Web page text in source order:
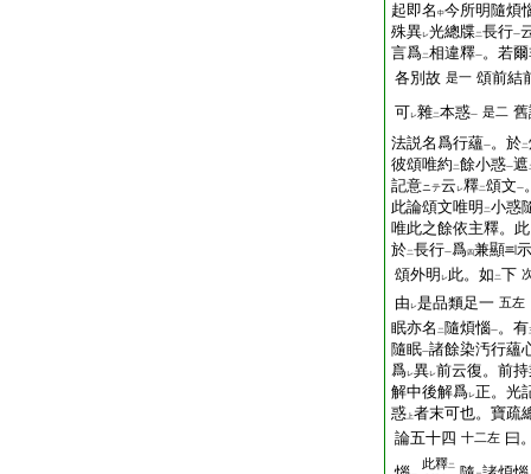
起即名 中今所明隨煩
殊異レ光總牒二長行一
言爲二相違釋一。若
各別故 是一 頌前結
可レ雜二本惑一 是二
法説名爲行蘊一。於二
彼頌唯約 二餘小惑一遮
記意ニテ云 レ釋二頌文一
此論頌文唯明 二小惑
唯此之餘依主釋。
於二長行一爲四兼顯
頌外明 レ此。如 二下
由 レ是品類足一 五左
眠亦名 二 隨煩惱一。有
隨眠一諸餘染汚行蘊
爲レ異レ前云復。前
解中後解爲レ正。光
惑 上者末可也。寶疏
論五十四 十二左 曰
此釋二